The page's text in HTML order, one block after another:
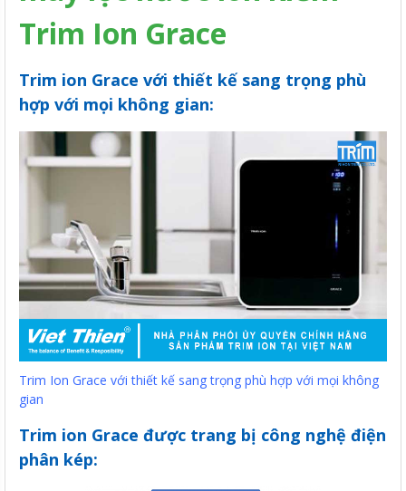
Trim Ion Grace
Trim ion Grace với thiết kế sang trọng phù
hợp với mọi không gian:
Trim Ion Grace với thiết kế sang trọng phù hợp với mọi không
gian
Trim ion Grace được trang bị công nghệ điện
phân kép: